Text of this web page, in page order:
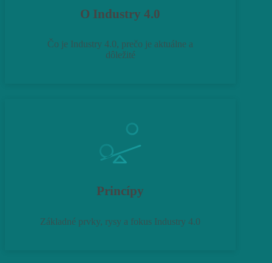
O Industry 4.0
Čo je Industry 4.0, prečo je aktuálne a
dôležité
Princípy
Základné prvky, rysy a fokus Industry 4.0